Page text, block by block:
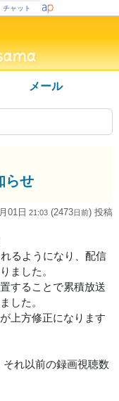
チャット
メール
らせ
01日 21:03 (2473日前) 投稿
るようになり、配信
ました。
することで累積放送
した。
上方修正になります
れ以前の録画視聴数